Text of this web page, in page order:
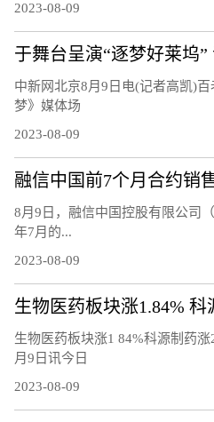
2023-08-09
中新网北京8月9日电(记者高凯)
梦》媒体场
2023-08-09
融信中国前7个月合约销
8月9日，融信中国控股有限公司
年7月的...
2023-08-09
生物医药板块涨1.84% 科
生物医药板块涨1 84%科源制药
月9日讯今日
2023-08-09